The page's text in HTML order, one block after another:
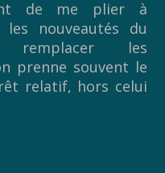
de me plier à
nouveautés du
remplacer les
prenne souvent le
relatif, hors celui